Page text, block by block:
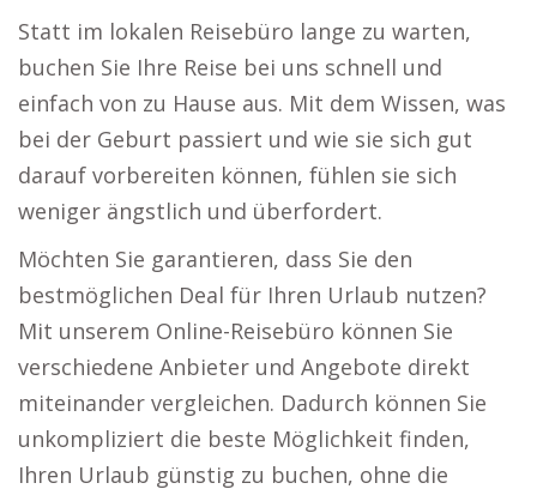
Statt im lokalen Reisebüro lange zu warten,
buchen Sie Ihre Reise bei uns schnell und
einfach von zu Hause aus. Mit dem Wissen, was
bei der Geburt passiert und wie sie sich gut
darauf vorbereiten können, fühlen sie sich
weniger ängstlich und überfordert.
Möchten Sie garantieren, dass Sie den
bestmöglichen Deal für Ihren Urlaub nutzen?
Mit unserem Online-Reisebüro können Sie
verschiedene Anbieter und Angebote direkt
miteinander vergleichen. Dadurch können Sie
unkompliziert die beste Möglichkeit finden,
Ihren Urlaub günstig zu buchen, ohne die